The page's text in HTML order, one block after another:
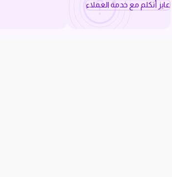
عايز أتكلم مع خدمة العملاء